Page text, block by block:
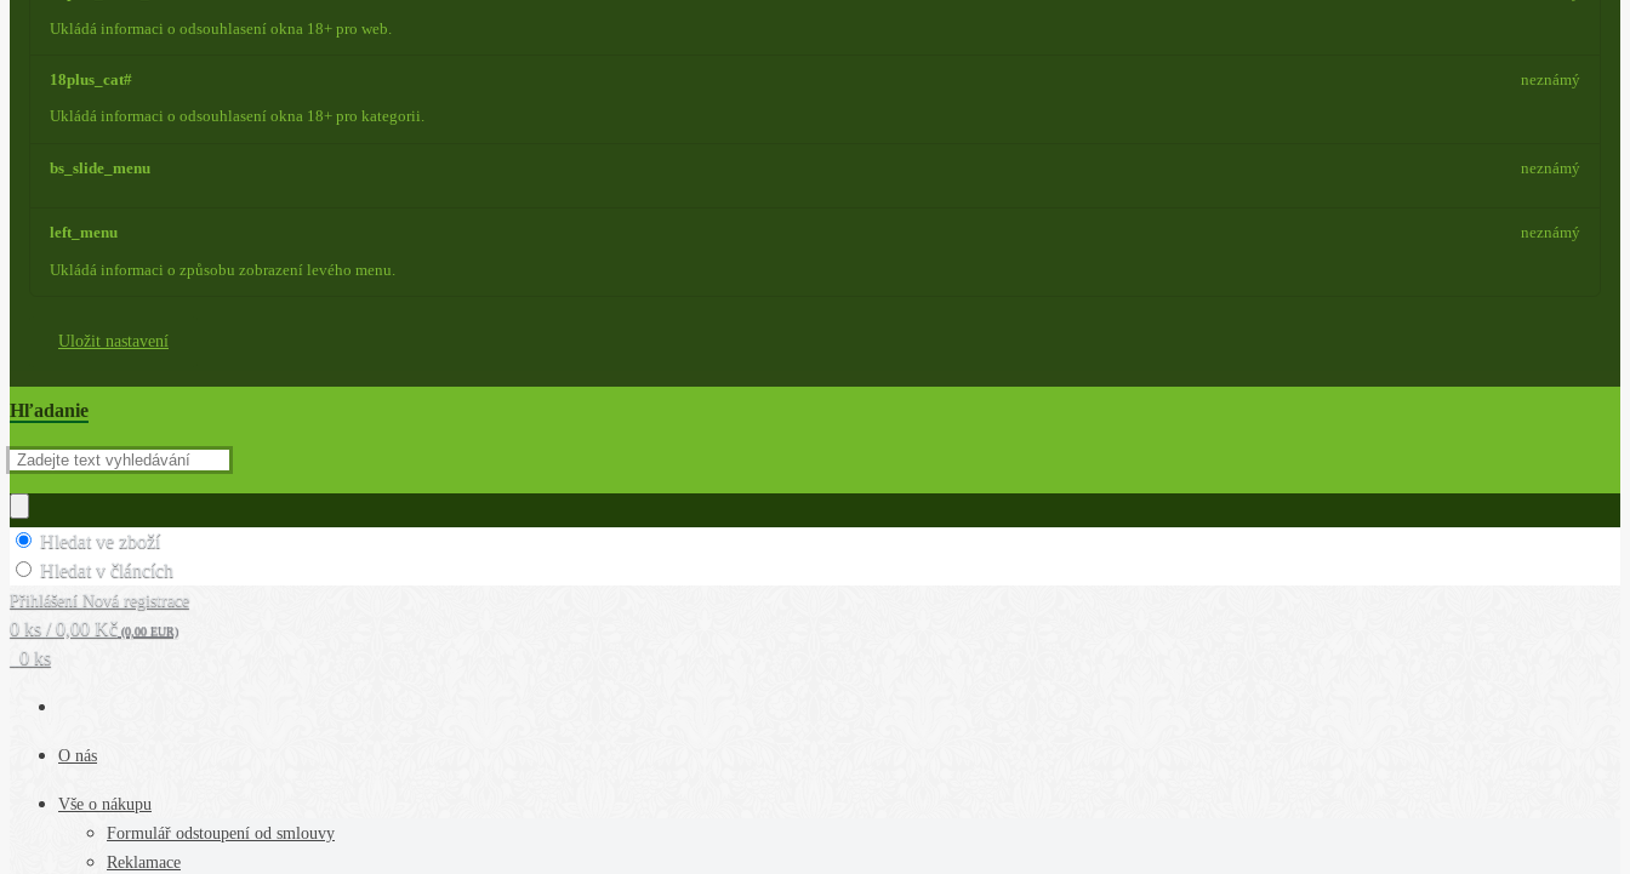
Ukládá informaci o odsouhlasení okna 18+ pro web.
18plus_cat#
Ukládá informaci o odsouhlasení okna 18+ pro kategorii.
neznámý
bs_slide_menu neznámý
left_menu
Ukládá informaci o způsobu zobrazení levého menu.
neznámý
Uložit nastavení
Hľadanie
Hledat ve zboží
Hledat v článcích
Přihlášení Nová registrace
0 ks / 0,00 Kč (0,00 EUR)
0 ks
O nás
Vše o nákupu
Formulář odstoupení od smlouvy
Reklamace